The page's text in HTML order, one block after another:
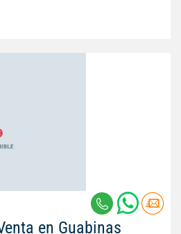
en Guabinas